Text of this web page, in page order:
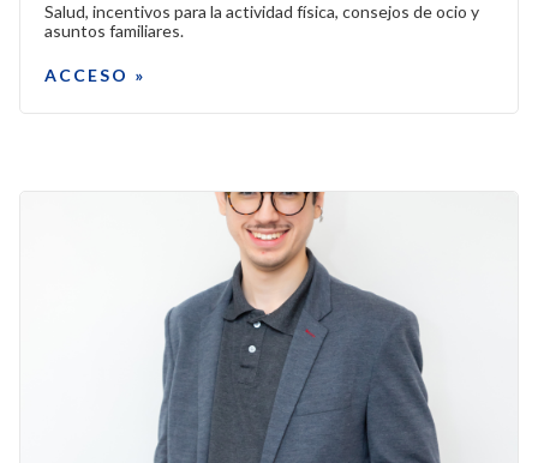
Salud, incentivos para la actividad física, consejos de ocio y
asuntos familiares.
ACCESO »